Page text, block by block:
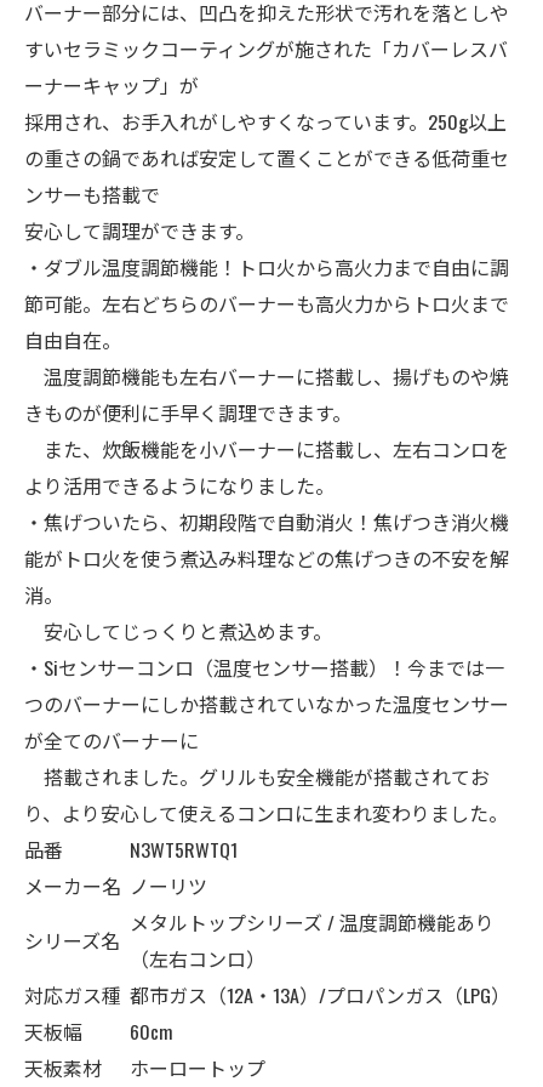
バーナー部分には、凹凸を抑えた形状で汚れを落としや
すいセラミックコーティングが施された「カバーレスバ
ーナーキャップ」が
採用され、お手入れがしやすくなっています。250g以上
の重さの鍋であれば安定して置くことができる低荷重セ
ンサーも搭載で
安心して調理ができます。
・ダブル温度調節機能！トロ火から高火力まで自由に調
節可能。左右どちらのバーナーも高火力からトロ火まで
自由自在。
温度調節機能も左右バーナーに搭載し、揚げものや焼
きものが便利に手早く調理できます。
また、炊飯機能を小バーナーに搭載し、左右コンロを
より活用できるようになりました。
・焦げついたら、初期段階で自動消火！焦げつき消火機
能がトロ火を使う煮込み料理などの焦げつきの不安を解
消。
安心してじっくりと煮込めます。
・Siセンサーコンロ（温度センサー搭載）！今までは一
つのバーナーにしか搭載されていなかった温度センサー
が全てのバーナーに
搭載されました。グリルも安全機能が搭載されてお
り、より安心して使えるコンロに生まれ変わりました。
品番
N3WT5RWTQ1
メーカー名 ノーリツ
シリーズ名
メタルトップシリーズ / 温度調節機能あり
（左右コンロ）
対応ガス種 都市ガス（12A・13A）/プロパンガス（LPG）
天板幅
60cm
天板素材
ホーロートップ